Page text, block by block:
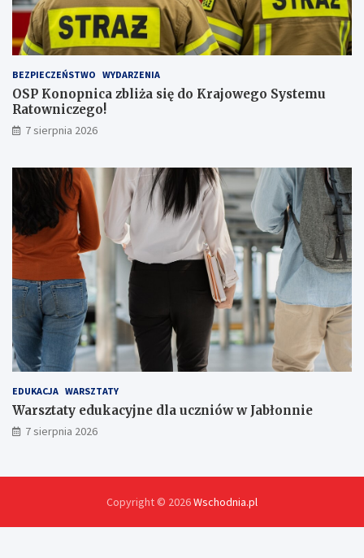
ą
a
a
ż
e
r
!
BEZPIECZEŃSTWO WYDARZENIA
OSP Konopnica zbliża się do Krajowego Systemu
Ratowniczego!
7 sierpnia 2026
EDUKACJA WARSZTATY
Warsztaty edukacyjne dla uczniów w Jabłonnie
7 sierpnia 2026
Copyright © 2026Wschodnia.pl